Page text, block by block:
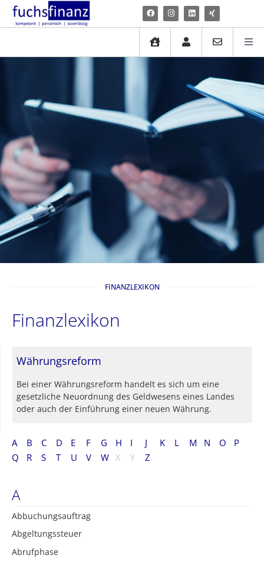
FINANZLEXIKON
Finanzlexikon
A B C D E F G H I J K L M N O
P
Q
R S T U V W X Y Z
A
Abbuchungsauftrag
Abgeltungssteuer
Abrufphase
Währungsreform
Bei einer Währungsreform handelt es sich um eine
gesetzliche Neuordnung des Geldwesens eines Landes
oder auch der Einführung einer neuen Währung.